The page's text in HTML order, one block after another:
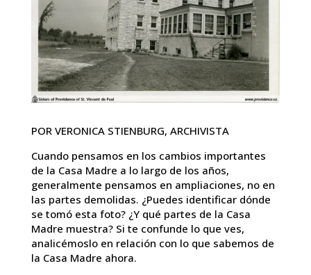
POR VERONICA STIENBURG, ARCHIVISTA
Cuando pensamos en los cambios importantes
de la Casa Madre a lo largo de los años,
generalmente pensamos en ampliaciones, no en
las partes demolidas. ¿Puedes identificar dónde
se tomó esta foto? ¿Y qué partes de la Casa
Madre muestra? Si te confunde lo que ves,
analicémoslo en relación con lo que sabemos de
la Casa Madre ahora.